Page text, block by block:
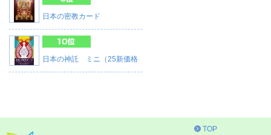
日本の密教カード
日本の神託 ミニ（25新価格
TOP